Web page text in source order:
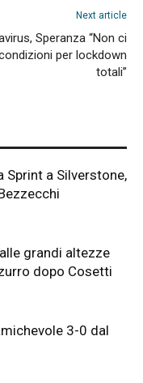
Next article
Speranza “Non ci
per lockdown
totali”
Sprint a Silverstone,
grandi altezze
dopo Cosetti
3-0 dal